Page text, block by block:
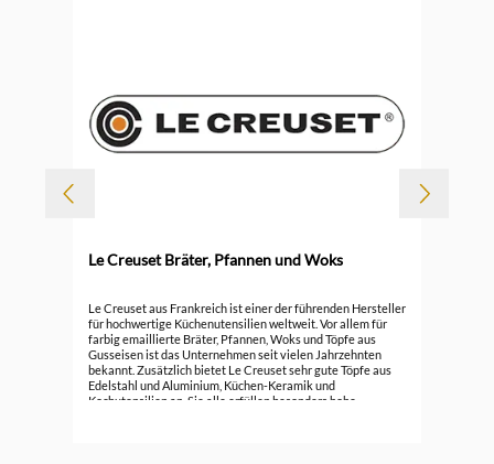
Le Creuset Bräter, Pfannen und Woks
Le Creuset aus Frankreich ist einer der führenden Hersteller
für hochwertige Küchenutensilien weltweit. Vor allem für
farbig emaillierte Bräter, Pfannen, Woks und Töpfe aus
Gusseisen ist das Unternehmen seit vielen Jahrzehnten
bekannt. Zusätzlich bietet Le Creuset sehr gute Töpfe aus
Edelstahl und Aluminium, Küchen-Keramik und
Kochutensilien an. Sie alle erfüllen besonders hohe